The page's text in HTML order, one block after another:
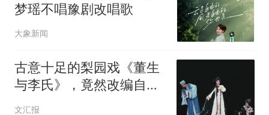
梦瑶不唱豫剧改唱歌
大象新闻
古意十足的梨园戏《董生
与李氏》，竟然改编自一
部当代小说
文汇报